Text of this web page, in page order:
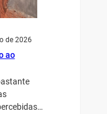
de 2026
ao